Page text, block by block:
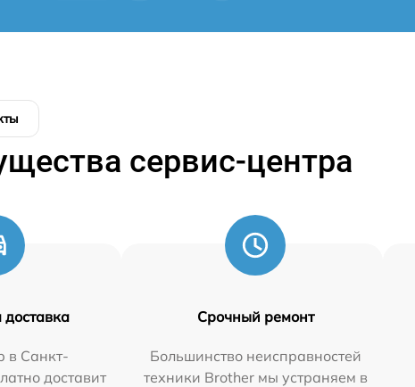
сервис-центра
доставка
в Санкт-
доставит
Срочный ремонт
Большинство неисправностей
техники Brother мы устраняем в